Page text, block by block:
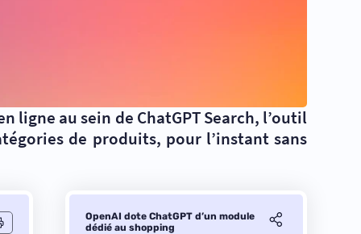
ligne au sein de ChatGPT Search, l’outil
de produits, pour l’instant sans
OpenAI dote ChatGPT d’un module
dédié au shopping